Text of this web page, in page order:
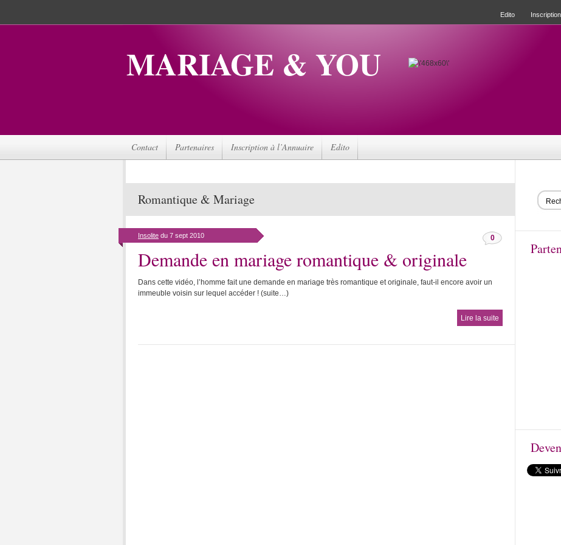
Edito
MARIAGE & YOU
Contact Partenaires Inscription à l’Annuaire Edito
Romantique & Mariage
Insolite du 7 sept 2010 0
Demande en mariage romantique & originale
Dans cette vidéo, l’homme fait une demande en mariage très romantique et originale, faut-il encore avoir un
immeuble voisin sur lequel accéder ! (suite…)
Lire la suite